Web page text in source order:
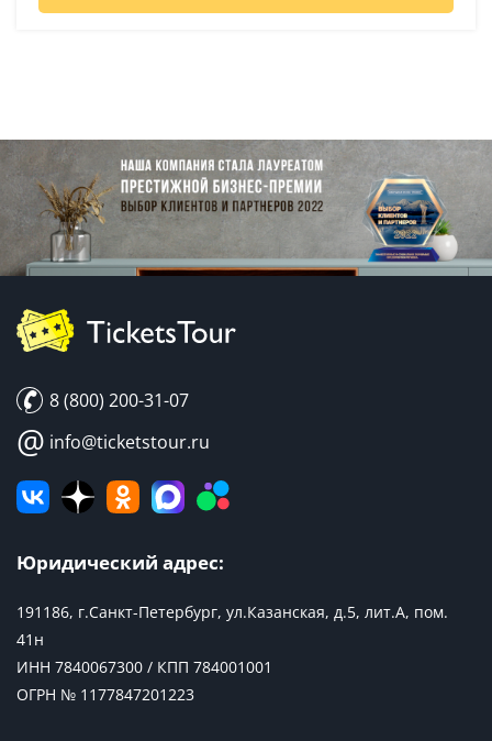
8 (800) 200-31-07
@ info@ticketstour.ru
Юридический адрес:
191186, г.Санкт-Петербург, ул.Казанская, д.5, лит.А, пом.
41н
ИНН 7840067300 / КПП 784001001
ОГРН № 1177847201223